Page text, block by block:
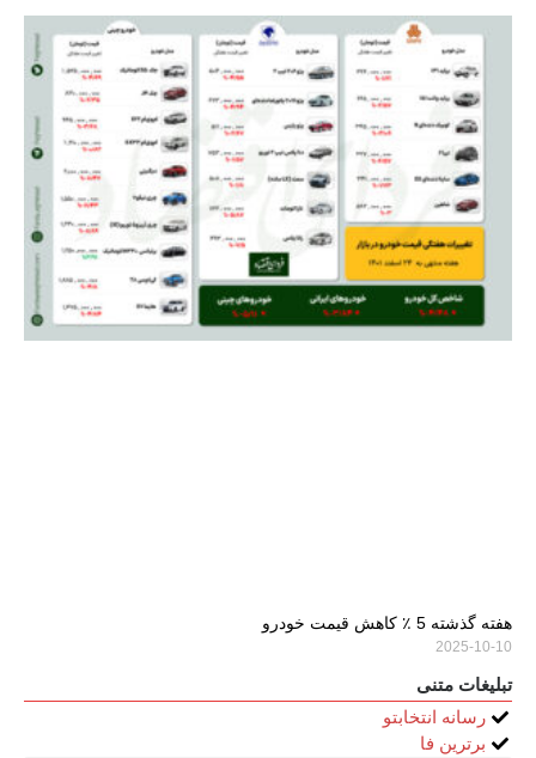
هفته گذشته 5 ٪ کاهش قیمت خودرو
2025-10-10
تبلیغات متنی
رسانه انتخابتو
برترین فا